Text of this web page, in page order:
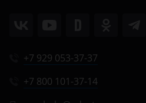
+7 929 053-37-37
+7 800 101-37-14